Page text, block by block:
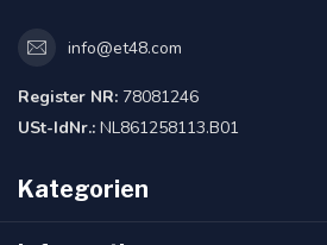
info@et48.com
Register NR: 78081246
USt-IdNr.: NL861258113.B01
Kategorien